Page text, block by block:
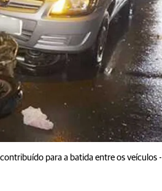
para a batida entre os veículos -